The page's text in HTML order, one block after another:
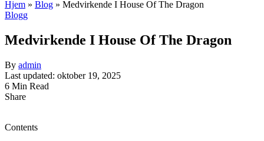
Hjem » Blog » Medvirkende I House Of The Dragon
Blogg
Medvirkende I House Of The Dragon
By admin
Last updated: oktober 19, 2025
6 Min Read
Share
Contents